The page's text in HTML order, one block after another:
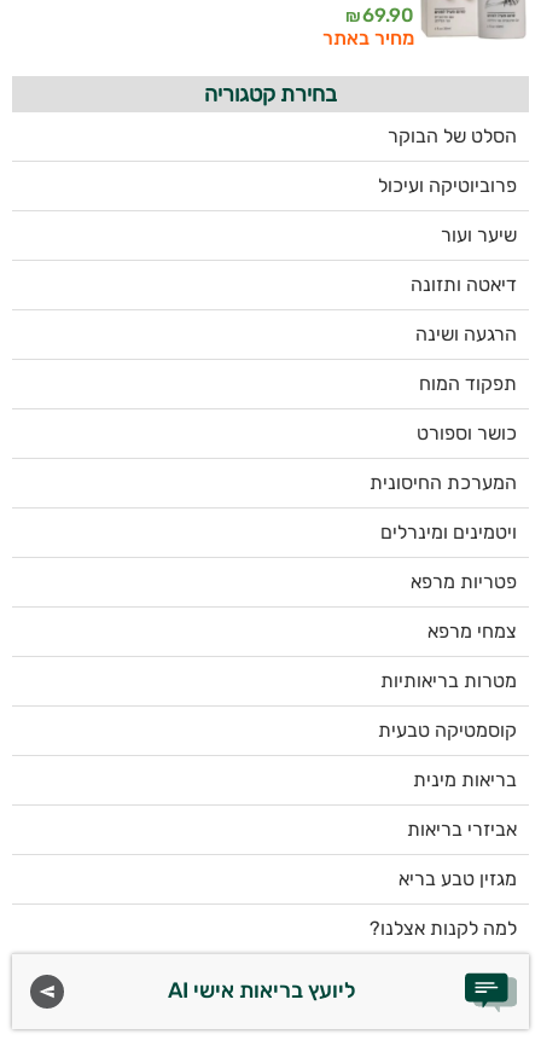
69.90
₪
מחיר באתר
בחירת קטגוריה
הסלט של הבוקר
פרוביוטיקה ועיכול
שיער ועור
דיאטה ותזונה
הרגעה ושינה
תפקוד המוח
כושר וספורט
המערכת החיסונית
ויטמינים ומינרלים
פטריות מרפא
צמחי מרפא
מטרות בריאותיות
קוסמטיקה טבעית
בריאות מינית
אביזרי בריאות
מגזין טבע בריא
למה לקנות אצלנו?
ליועץ בריאות אישי AI